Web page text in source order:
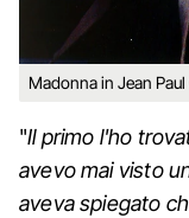
Madonna in Jean
"Il primo l'ho
avevo mai visto
aveva spiegato